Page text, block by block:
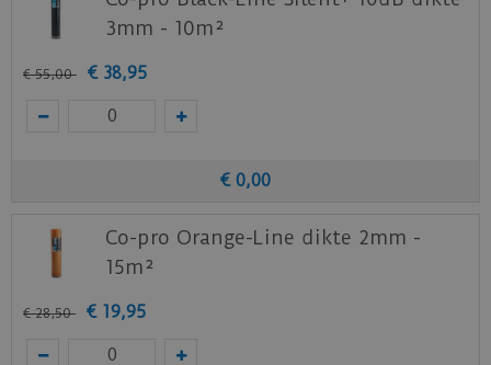
3mm - 10m²
€ 55,00 € 38,95
€ 0,00
Co-pro Orange-Line dikte 2mm -
15m²
€ 28,50 € 19,95